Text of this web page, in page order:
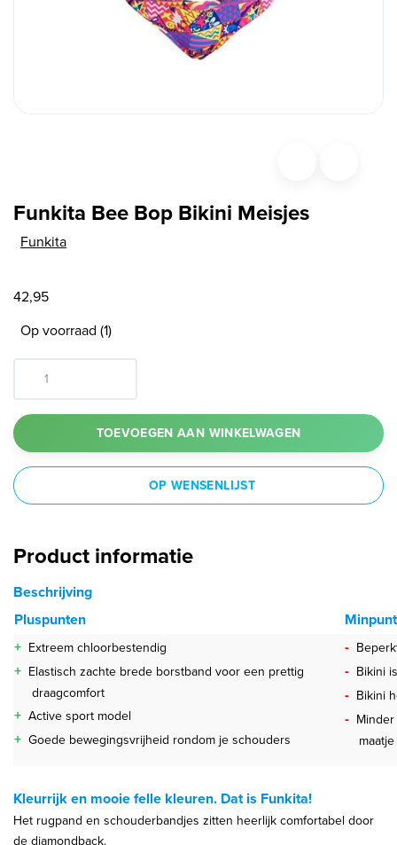
Funkita Bee Bop Bikini Meisjes
Funkita
42,95
Op voorraad (1)
TOEVOEGEN AAN WINKELWAGEN
OP WENSENLIJST
Product informatie
Beschrijving
Pluspunten
+ Extreem chloorbestendig
+ Elastisch zachte brede borstband voor een prettig
draagcomfort
+ Active sport model
+ Goede bewegingsvrijheid rondom je schouders
-
- Bikini
- Bikini
-
maatje
Kleurrijk en mooie felle kleuren. Dat is Funkita!
Het rugpand en schouderbandjes zitten heerlijk comfortabel door
de diamondback.